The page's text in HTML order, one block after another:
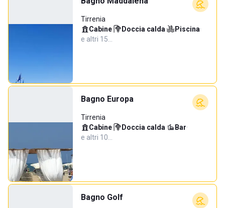
Tirrenia
Cabine· Doccia calda· Piscina·
e altri 15…
Bagno Europa
Tirrenia
Cabine· Doccia calda· Bar·
e altri 10…
Bagno Golf